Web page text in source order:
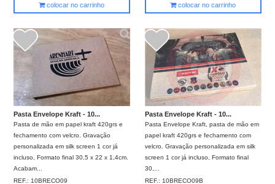
colocar no carrinho colocar no carrinho
Pasta Envelope Kraft - 10...
Pasta de mão em papel kraft 420grs e
fechamento com velcro. Gravação
personalizada em silk screen 1 cor já
incluso, Formato final 30,5 x 22 x 1,4cm.
Acabam...
REF.: 10BRECO09
Pasta Envelope Kraft - 10...
Pasta Envelope Kraft, pasta de mão em
papel kraft 420grs e fechamento com
velcro. Gravação personalizada em silk
screen 1 cor já incluso, Formato final
30,...
REF.: 10BRECO09B